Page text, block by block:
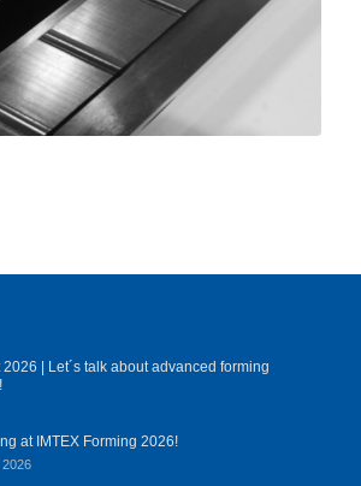
2026 | Let´s talk about advanced forming
at IMTEX Forming 2026!